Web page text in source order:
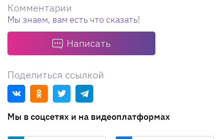
Комментарии
Мы знаем, вам есть что сказать!
Написать
Поделиться ссылкой
Мы в соцсетях и на видеоплатформах